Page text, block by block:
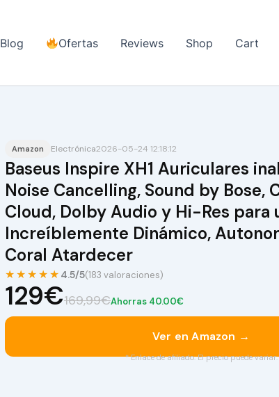
Blog Ofertas Reviews Shop Cart
Amazon Electrónica2026-05-24 12:18:12
Baseus Inspire XH1 Auriculares
Noise Cancelling, Sound by Bose,
Cloud, Dolby Audio y Hi-Res para
Increíblemente Dinámico,
Coral Atardecer
★★★★★ 4.5/5(183 valoraciones)
129€169,99€Ahorras 40.00€
Ver en Amazon →
* Enlace de afiliado. El precio puede variar.